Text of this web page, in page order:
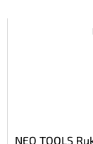
NEO TOOLS